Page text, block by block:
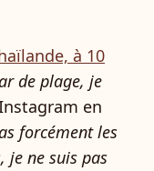
à 10
de plage, je
en
forcément les
je ne suis pas